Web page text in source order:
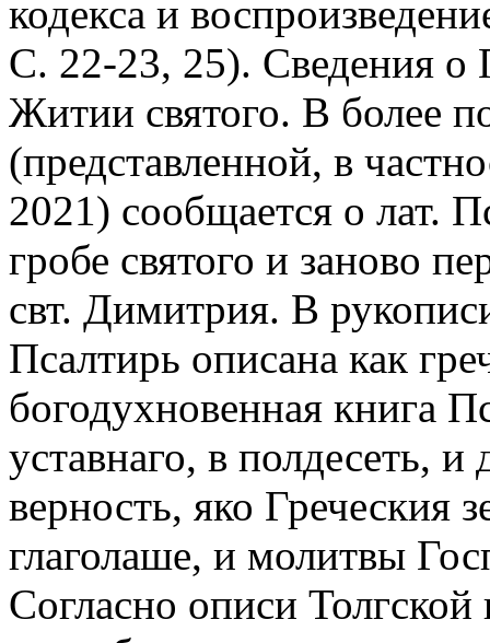
кодекса и
С. 22-23, 25). Сведения о
Житии святого. В более
(представленной, в
2021) сообщается о лат.
гробе святого и заново
свт. Димитрия. В
Псалтирь описана как
богодухновенная книга
уставнаго, в полдесеть,
верность, яко Греческия
глаголаше, и молитвы
Согласно описи